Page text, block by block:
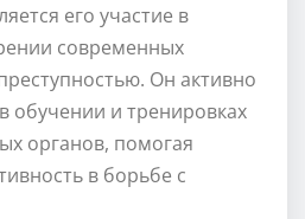
его участие в
современных
Он активно
обучении и тренировках
органов, помогая
в борьбе с